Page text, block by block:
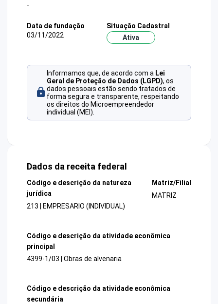
-
Data de fundação
03/11/2022
Situação Cadastral
Ativa
Informamos que, de acordo com a Lei
Geral de Proteção de Dados (LGPD), os
dados pessoais estão sendo tratados de
forma segura e transparente, respeitando
os direitos do Microempreendedor
individual (MEI).
Dados da receita federal
Código e descrição da natureza
jurídica
213 | EMPRESARIO (INDIVIDUAL)
Matriz/Filial
MATRIZ
Código e descrição da atividade econômica
principal
4399-1/03 | Obras de alvenaria
Código e descrição da atividade econômica
secundária